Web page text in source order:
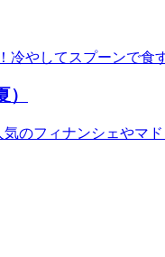
冷やしてスプーンで食
のフィナンシェやマ